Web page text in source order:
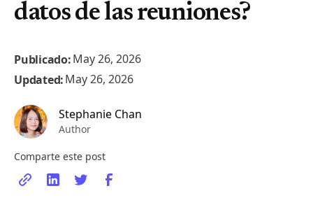
datos de las reuniones?
Publicado:May 26, 2026
Updated:May 26, 2026
Stephanie Chan
Author
Comparte este post